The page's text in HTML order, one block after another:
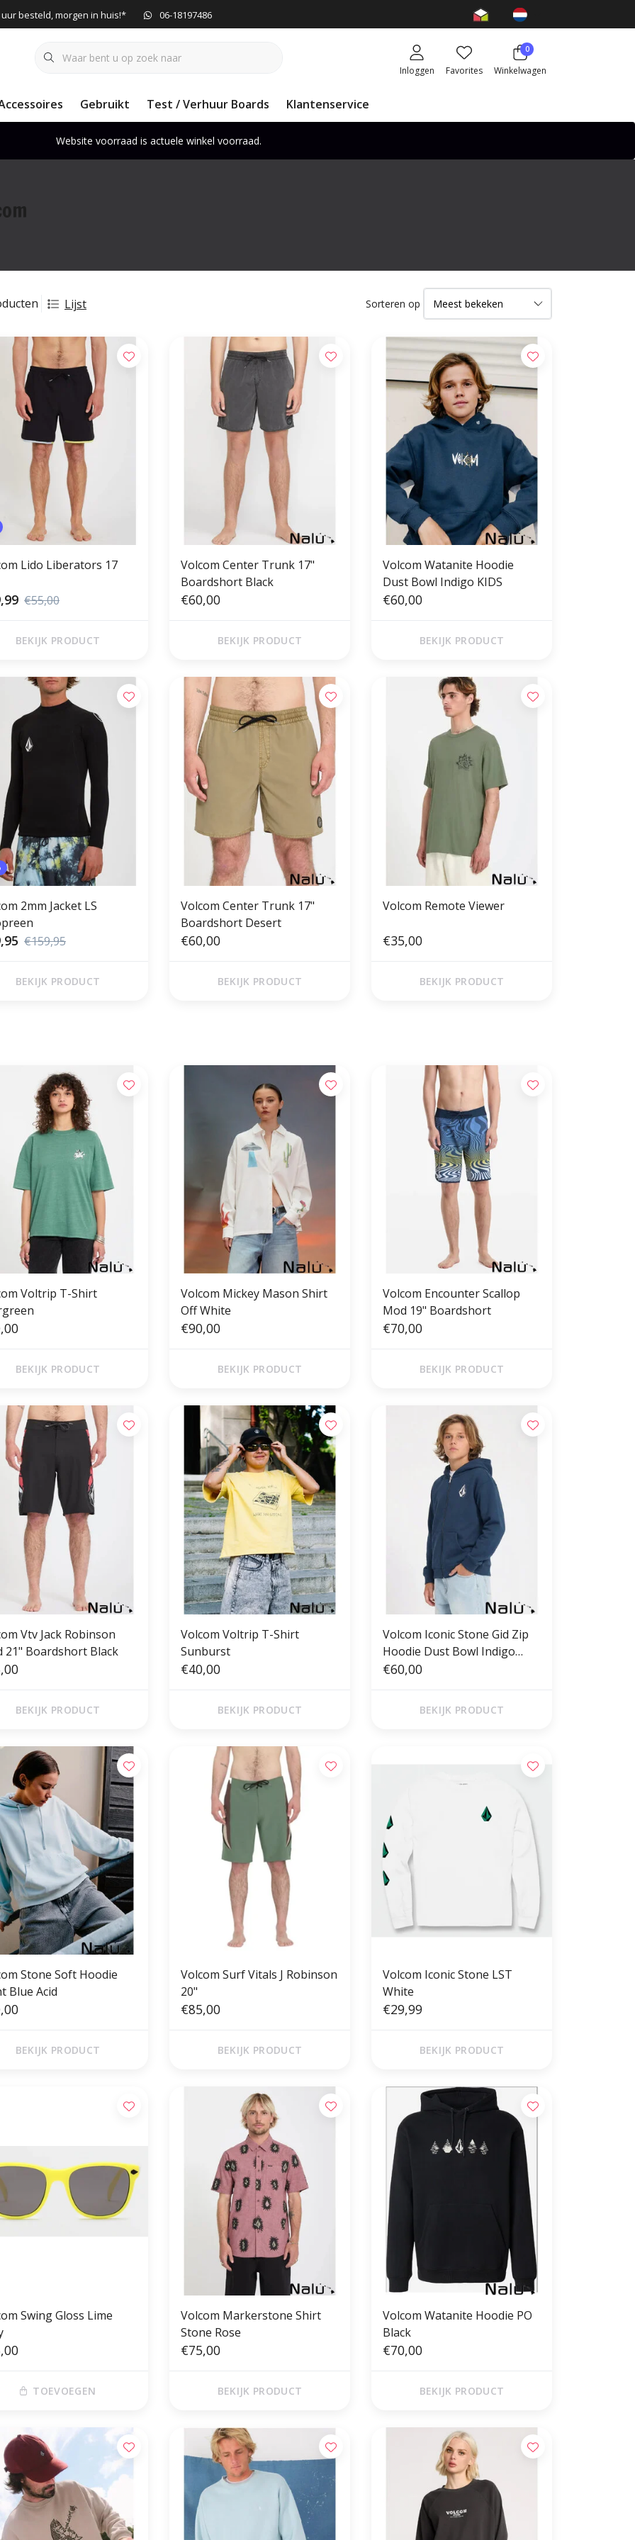
uur besteld, morgen in huis!* 06-18197486
Inloggen Favorites
0
Winkelwagen
Gebruikt Test / Verhuur Boards Klantenservice
Website voorraad is actuele winkel voorraad.
Lijst Sorteren op
Lido Liberators 17
€55,00
BEKIJK PRODUCT
Volcom Center Trunk 17"
Boardshort Black
€60,00
BEKIJK PRODUCT
Volcom Watanite Hoodie
Dust Bowl Indigo KIDS
€60,00
BEKIJK PRODUCT
2mm Jacket LS
€159,95
BEKIJK PRODUCT
Volcom Center Trunk 17"
Boardshort Desert
€60,00
BEKIJK PRODUCT
Volcom Remote Viewer
€35,00
BEKIJK PRODUCT
Voltrip T-Shirt
BEKIJK PRODUCT
Volcom Mickey Mason Shirt
Off White
€90,00
BEKIJK PRODUCT
Volcom Encounter Scallop
Mod 19" Boardshort
€70,00
BEKIJK PRODUCT
Vtv Jack Robinson
21" Boardshort Black
BEKIJK PRODUCT
Volcom Voltrip T-Shirt
Sunburst
€40,00
BEKIJK PRODUCT
Volcom Iconic Stone Gid Zip
Hoodie Dust Bowl Indigo
KIDS
€60,00
BEKIJK PRODUCT
Stone Soft Hoodie
Blue Acid
BEKIJK PRODUCT
Volcom Surf Vitals J Robinson
20"
€85,00
BEKIJK PRODUCT
Volcom Iconic Stone LST
White
€29,99
BEKIJK PRODUCT
Swing Gloss Lime
TOEVOEGEN
Volcom Markerstone Shirt
Stone Rose
€75,00
BEKIJK PRODUCT
Volcom Watanite Hoodie PO
Black
€70,00
BEKIJK PRODUCT